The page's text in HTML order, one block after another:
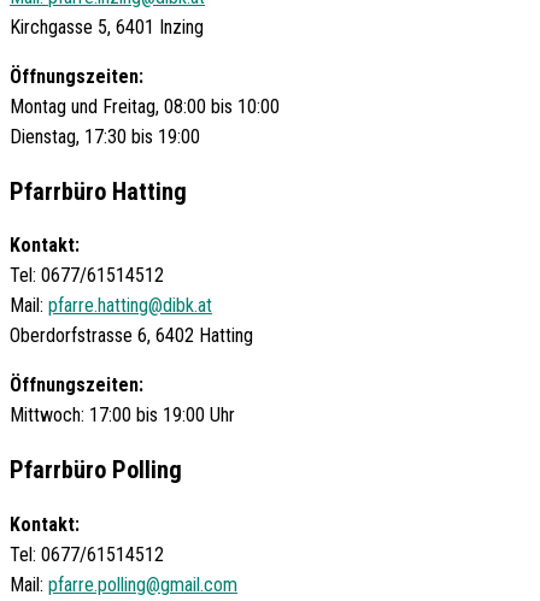
Kirchgasse 5, 6401 Inzing
Öffnungszeiten:
Montag und Freitag, 08:00 bis 10:00
Dienstag, 17:30 bis 19:00
Pfarrbüro Hatting
Kontakt:
Tel: 0677/61514512
Mail: pfarre.hatting@dibk.at
Oberdorfstrasse 6, 6402 Hatting
Öffnungszeiten:
Mittwoch: 17:00 bis 19:00 Uhr
Pfarrbüro Polling
Kontakt:
Tel: 0677/61514512
Mail: pfarre.polling@gmail.com